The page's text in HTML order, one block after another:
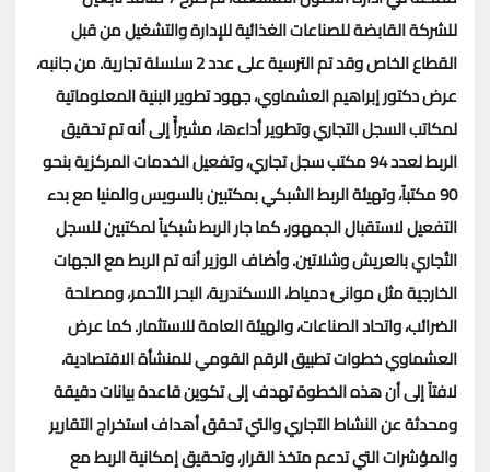
للشركة القابضة للصناعات الغذائية للإدارة والتشغيل من قبل
القطاع الخاص وقد تم الترسية على عدد 2 سلسلة تجارية
.من جانبه،
عرض دكتور إبراهيم العشماوي، جهود تطوير البنية المعلوماتية
لمكاتب السجل التجاري وتطوير أداءها، مشيرأً إلى أنه تم تحقيق
الربط لعدد 94 مكتب سجل تجاري، وتفعيل الخدمات المركزية بنحو
90 مكتباً، وتهيئة الربط الشبكي بمكتبين بالسويس والمنيا مع بدء
التفعيل لاستقبال الجمهور، كما جار الربط شبكياً لمكتبين للسجل
التُجاري بالعريش وشلاتين. وأضاف الوزير أنه تم الربط مع الجهات
الخارجية مثل موانئ دمياط، الاسكندرية، البحر الأحمر، ومصلحة
الضرائب، واتحاد الصناعات، والهيئة العامة للاستثمار.كما عرض
العشماوي خطوات تطبيق الرقم القومي للمنشأة الاقتصادية،
لافتاً إلى أن هذه الخطوة تهدف إلى تكوين قاعدة بيانات دقيقة
ومحدثة عن النشاط التجاري والتي تحقق أهداف استخراج التقارير
والمؤشرات التي تدعم متخذ القرار، وتحقيق إمكانية الربط مع